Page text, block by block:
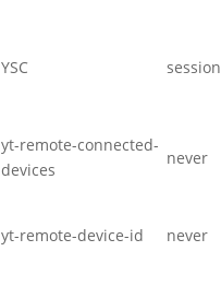
YSC session
yt-remote-connected-
devices
never
yt-remote-device-id never